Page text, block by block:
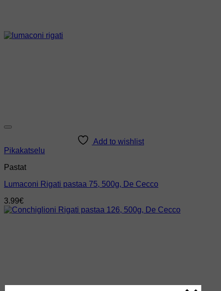
Add to wishlist
Pikakatselu
Pastat
Lumaconi Rigati pastaa 75, 500g, De Cecco
3.99€